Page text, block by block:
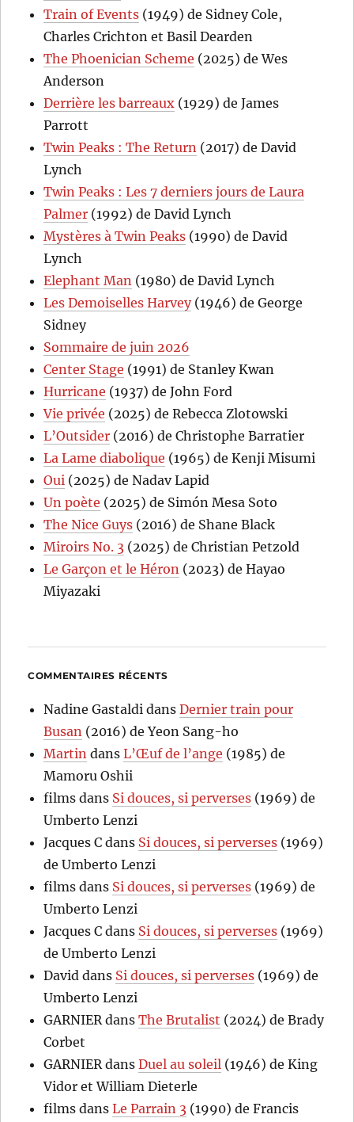
Train of Events (1949) de Sidney Cole,
Charles Crichton et Basil Dearden
The Phoenician Scheme (2025) de Wes
Anderson
Derrière les barreaux (1929) de James
Parrott
Twin Peaks : The Return (2017) de David
Lynch
Twin Peaks : Les 7 derniers jours de Laura
Palmer (1992) de David Lynch
Mystères à Twin Peaks (1990) de David
Lynch
Elephant Man (1980) de David Lynch
Les Demoiselles Harvey(1946) de George
Sidney
Sommaire de juin 2026
Center Stage (1991) de Stanley Kwan
Hurricane (1937) de John Ford
Vie privée (2025) de Rebecca Zlotowski
L’Outsider (2016) de Christophe Barratier
La Lame diabolique (1965) de Kenji Misumi
Oui (2025) de Nadav Lapid
Un poète (2025) de Simón Mesa Soto
The Nice Guys (2016) de Shane Black
Miroirs No. 3 (2025) de Christian Petzold
Le Garçon et le Héron (2023) de Hayao
Miyazaki
COMMENTAIRES RÉCENTS
Nadine Gastaldi dansDernier train pour
Busan (2016) de Yeon Sang-ho
Martin dansL’Œuf de l’ange (1985) de
Mamoru Oshii
films dans Si douces, si perverses (1969) de
Umberto Lenzi
Jacques C dans Si douces, si perverses (1969)
de Umberto Lenzi
films dans Si douces, si perverses (1969) de
Umberto Lenzi
Jacques C dans Si douces, si perverses (1969)
de Umberto Lenzi
David dans Si douces, si perverses (1969) de
Umberto Lenzi
GARNIER dansThe Brutalist (2024) de Brady
Corbet
GARNIER dansDuel au soleil (1946) de King
Vidor et William Dieterle
films dansLe Parrain 3 (1990) de Francis